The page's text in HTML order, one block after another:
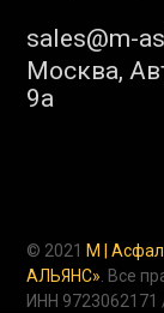
sales@m-
Москва,
9а
© 2021 M |
АЛЬЯНС». Все
ИНН 9723062171